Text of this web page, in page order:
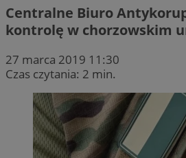
Centralne Biuro
kontrolę w chorzowskim
27 marca 2019 11:30
Czas czytania: 2 min.